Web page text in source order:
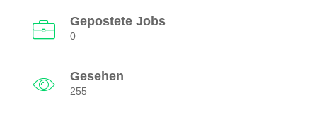
Gepostete Jobs
0
Gesehen
255